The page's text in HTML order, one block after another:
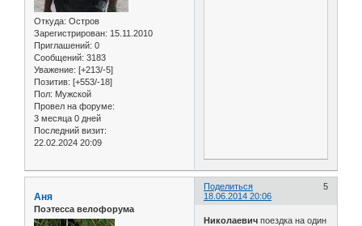
Откуда: Остров
Зарегистрирован: 15.11.2010
Приглашений: 0
Сообщений: 3183
Уважение: [+213/-5]
Позитив: [+553/-18]
Пол: Мужской
Провел на форуме:
3 месяца 0 дней
Последний визит:
22.02.2024 20:09
Поделиться
5
18.06.2014 20:06
Аня
Поэтесса велофорума
Николаевич поездка на один